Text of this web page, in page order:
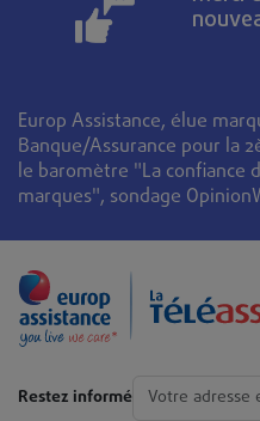
Europ Assistance, élue
Banque/Assurance pour la
le baromètre "La confiance
marques", sondage
Restez informé